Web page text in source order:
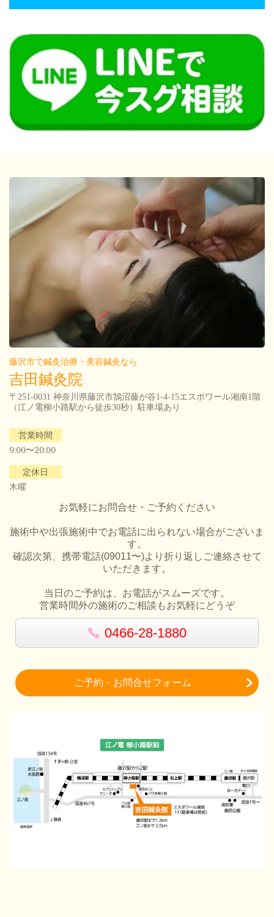
藤沢市で鍼灸治療・美容鍼灸なら
吉田鍼灸院
〒251-0031 神奈川県藤沢市鵠沼藤が谷1-4-15エスポワール湘南1階
（江ノ電柳小路駅から徒歩30秒）駐車場あり
営業時間
9:00〜20:00
定休日
木曜
お気軽にお問合せ・ご予約ください
施術中や出張施術中でお電話に出られない場合がございま
す。
確認次第、携帯電話(09011〜)より折り返しご連絡させて
いただきます。
当日のご予約は、お電話がスムーズです。
営業時間外の施術のご相談もお気軽にどうぞ
0466-28-1880
ご予約・お問合せフォーム